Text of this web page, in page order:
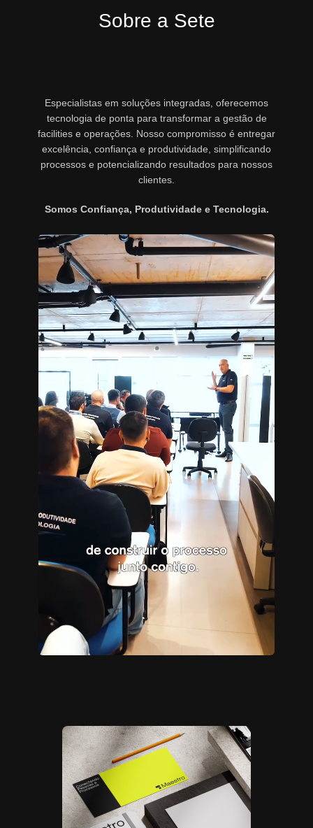
Sobre a Sete
Especialistas em soluções integradas, oferecemos
tecnologia de ponta para transformar a gestão de
facilities e operações. Nosso compromisso é entregar
excelência, confiança e produtividade, simplificando
processos e potencializando resultados para nossos
clientes.
Somos Confiança, Produtividade e Tecnologia.